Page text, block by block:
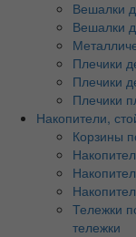
Вешалки
Вешалки
Плечики
Плечики
Плечики
Накопители,
Корзины
Тележки
тележки